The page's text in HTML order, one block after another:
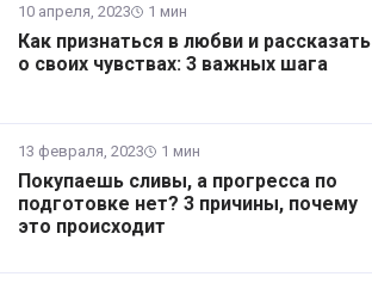
10 апреля, 2023 1 мин
Как признаться в любви и рассказать
о своих чувствах: 3 важных шага
13 февраля, 2023 1 мин
Покупаешь сливы, а прогресса по
подготовке нет? 3 причины, почему
это происходит